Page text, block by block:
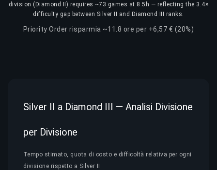
division (Diamond II) requires ~73 games at 8.5h — reflecting the 3.4×
difficulty gap between Silver II and Diamond III ranks.
Priority Order risparmia ~11.8 ore per +6,57 € (20%)
Silver II a Diamond III — Analisi Divisione
per Divisione
Tempo stimato, quota di costo e difficoltà relativa per ogni
divisione rispetto a Silver II